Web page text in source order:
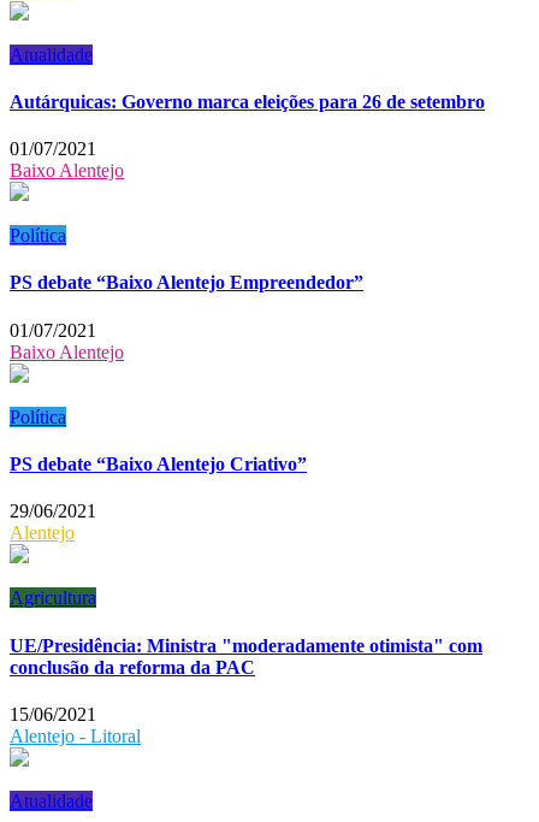
Atualidade
Autárquicas: Governo marca eleições para 26 de setembro
01/07/2021
Baixo Alentejo
Política
PS debate “Baixo Alentejo Empreendedor”
01/07/2021
Baixo Alentejo
Política
PS debate “Baixo Alentejo Criativo”
29/06/2021
Alentejo
Agricultura
UE/Presidência: Ministra "moderadamente otimista" com
conclusão da reforma da PAC
15/06/2021
Alentejo - Litoral
Atualidade